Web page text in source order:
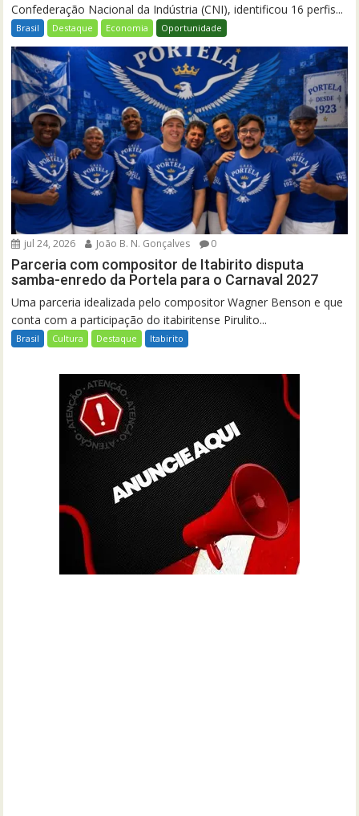
Confederação Nacional da Indústria (CNI), identificou 16 perfis...
Brasil Destaque Economia Oportunidade
jul 24, 2026 João B. N. Gonçalves 0
Parceria com compositor de Itabirito disputa
samba-enredo da Portela para o Carnaval 2027
Uma parceria idealizada pelo compositor Wagner Benson e que
conta com a participação do itabiritense Pirulito...
Brasil Cultura Destaque Itabirito